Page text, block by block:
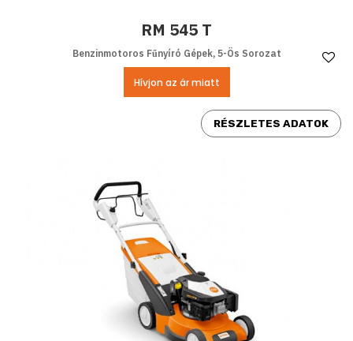
RM 545 T
Benzinmotoros Fűnyíró Gépek, 5-Ös Sorozat
Hívjon az ár miatt
RÉSZLETES ADATOK